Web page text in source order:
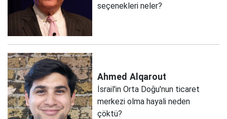
seçenekleri neler?
Ahmed Alqarout
İsrail'in Orta Doğu'nun ticaret
merkezi olma hayali neden
çöktü?